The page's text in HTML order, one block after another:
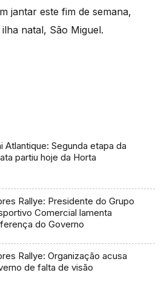
jantar este fim de semana,
natal, São Miguel.
Atlantique: Segunda etapa da
partiu hoje da Horta
Rallye: Presidente do Grupo
Comercial lamenta
do Governo
Rallye: Organização acusa
de falta de visão